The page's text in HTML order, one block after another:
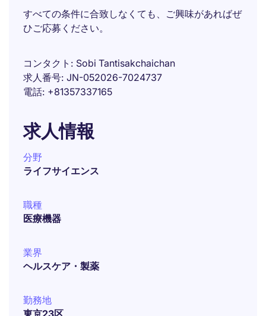
すべての条件に合致しなくても、ご興味があればぜ
ひご応募ください。
コンタクト
Sobi Tantisakchaichan
求人番号 JN-052026-7024737
電話 +81357337165
求人情報
分野
ライフサイエンス
職種
医療機器
業界
ヘルスケア・製薬
勤務地
東京23区